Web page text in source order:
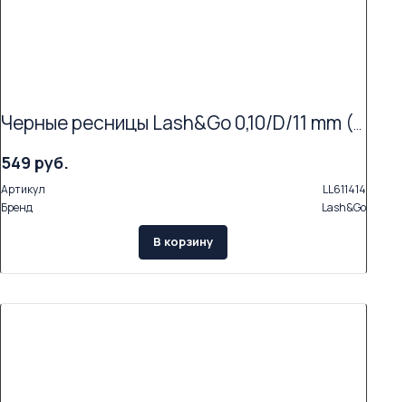
Черные ресницы Lash&Go 0,10/D/11 mm (16 линий)
549 руб.
Артикул
LL611414
Бренд
Lash&Go
В корзину